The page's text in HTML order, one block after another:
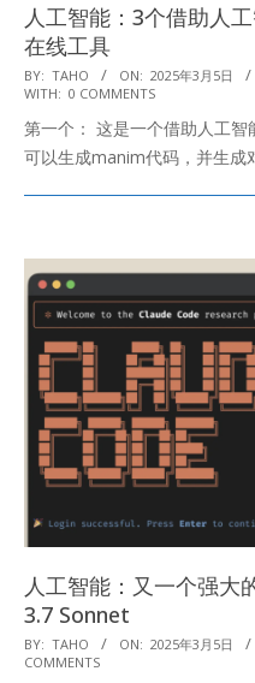
人工智能：3个借助人
在线工具
2025-
03-
05
BY: TAHO ON: 2025年3月5日
WITH: 0 COMMENTS
第一个： 这是一个借助人工智
可以生成manim代码，并生成
人工智能：又一个强
3.7 Sonnet
2025-
03-
BY: TAHO ON: 2025年3月5日
COMMENTS